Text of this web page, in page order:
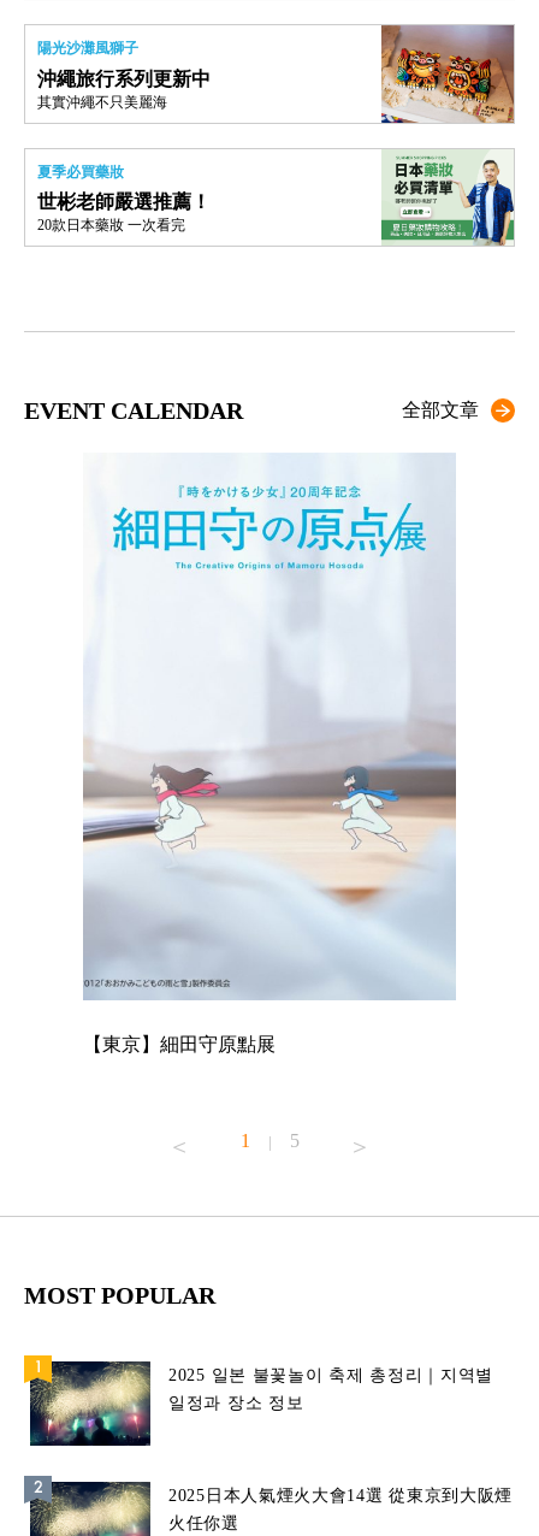
陽光沙灘風獅子
沖繩旅行系列更新中
其實沖繩不只美麗海
夏季必買藥妝
世彬老師嚴選推薦！
20款日本藥妝 一次看完
EVENT CALENDAR 全部文章
【東京】細田守原點展
1 | 5
MOST POPULAR
2025 일본 불꽃놀이 축제 총정리｜지역별
일정과 장소 정보
2025日本人氣煙火大會14選 從東京到大阪煙
火任你選